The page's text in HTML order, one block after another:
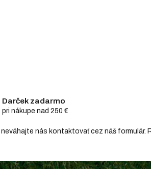
Darček zadarmo
pri nákupe nad 250 €
nás kontaktovať cez náš formulár.